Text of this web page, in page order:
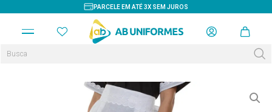
PARCELE EM ATÉ 3X SEM JUROS